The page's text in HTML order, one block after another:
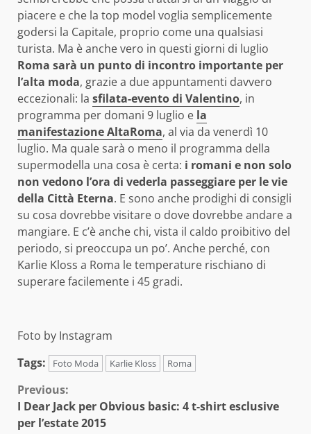
piacere e che la top model voglia semplicemente
godersi la Capitale, proprio come una qualsiasi
turista. Ma è anche vero in questi giorni di luglio
Roma sarà un punto di incontro importante per
l’alta moda, grazie a due appuntamenti davvero
eccezionali: la sfilata-evento di Valentino, in
programma per domani 9 luglio e la
manifestazione AltaRoma, al via da venerdì 10
luglio. Ma quale sarà o meno il programma della
supermodella una cosa è certa: i romani e non solo
non vedono l’ora di vederla passeggiare per le vie
della Città Eterna. E sono anche prodighi di consigli
su cosa dovrebbe visitare o dove dovrebbe andare a
mangiare. E c’è anche chi, vista il caldo proibitivo del
periodo, si preoccupa un po’. Anche perché, con
Karlie Kloss a Roma le temperature rischiano di
superare facilemente i 45 gradi.
Foto by Instagram
Tags:
Foto Moda Karlie Kloss Roma
Continue
Reading
Previous:
I Dear Jack per Obvious basic: 4 t-shirt esclusive
per l’estate 2015